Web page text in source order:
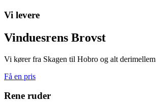
Vi levere
Vinduesrens Brovst
Vi kører fra Skagen til Hobro og alt derimellem
Få en pris
Rene ruder